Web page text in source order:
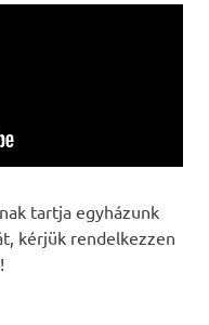
tartja egyházunk
kérjük rendelkezzen